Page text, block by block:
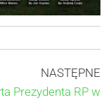
NASTĘPNE
Prezydenta RP w